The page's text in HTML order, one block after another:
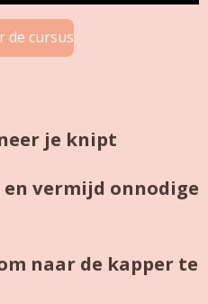
de cursus
je knipt
vermijd onnodige
naar de kapper te